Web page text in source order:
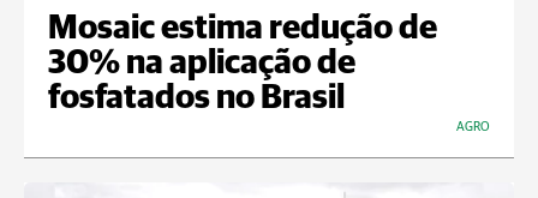
Mosaic estima redução de
30% na aplicação de
fosfatados no Brasil
AGRO